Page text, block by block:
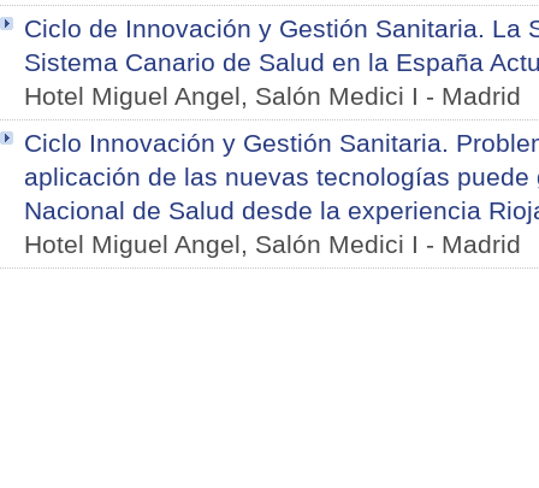
Ciclo de Innovación y Gestión Sanitaria. La
Sistema Canario de Salud en la España
Hotel Miguel Angel, Salón Medici I - Madrid
Ciclo Innovación y Gestión Sanitaria.
aplicación de las nuevas tecnologías
Nacional de Salud desde la experiencia
Hotel Miguel Angel, Salón Medici I - Madrid